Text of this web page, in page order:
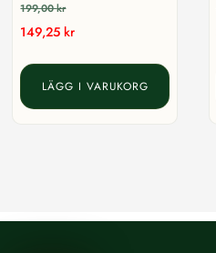
199,00kr
149,25 kr
LÄGG I VARUKORG